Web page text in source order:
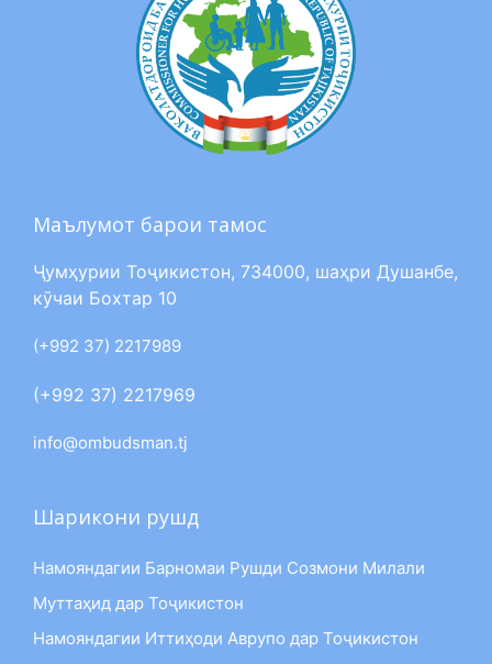
Маълумот барои тамос
Ҷумҳурии Тоҷикистон, 734000, шаҳри Душанбе,
кӯчаи Бохтар 10
(+992 37) 2217989
(+992 37) 2217969
info@ombudsman.tj
Шарикони рушд
Намояндагии Барномаи Рушди Созмони Милали
Муттаҳид дар Тоҷикистон
Намояндагии Иттиҳоди Аврупо дар Тоҷикистон